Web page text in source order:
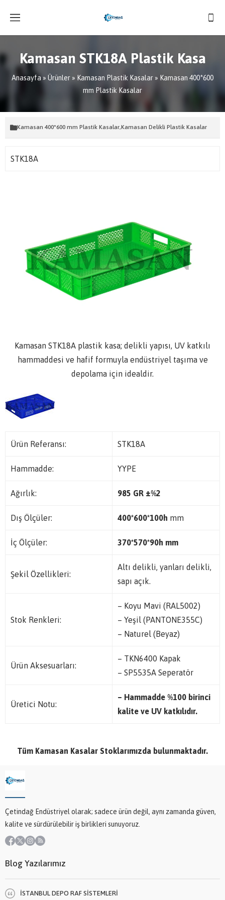
Kamasan STK18A Plastik Kasa
Anasayfa » Ürünler » Kamasan Plastik Kasalar» Kamasan 400*600
mm Plastik Kasalar
Kamasan 400*600 mm Plastik Kasalar,Kamasan Delikli Plastik Kasalar
STK18A
Kamasan STK18A plastik kasa; delikli yapısı, UV katkılı
hammaddesi ve hafif formuyla endüstriyel taşıma ve
depolama için idealdir.
Ürün Referansı: STK18A
Hammadde: YYPE
Ağırlık: 985 GR ±%2
Dış Ölçüler: 400*600*100h mm
İç Ölçüler: 370*570*90h mm
Şekil Özellikleri:
Altı delikli, yanları delikli,
sapı açık.
Stok Renkleri:
– Koyu Mavi (RAL5002)
– Yeşil (PANTONE355C)
– Naturel (Beyaz)
Ürün Aksesuarları:
– TKN6400 Kapak
– SP5535A Seperatör
Üretici Notu:
– Hammadde %100 birinci
kalite ve UV katkılıdır.
Tüm Kamasan Kasalar Stoklarımızda bulunmaktadır.
Çetindağ Endüstriyel olarak; sadece ürün değil, aynı zamanda güven,
kalite ve sürdürülebilir iş birlikleri sunuyoruz.
Blog Yazılarımız
İSTANBUL DEPO RAF SİSTEMLERİ